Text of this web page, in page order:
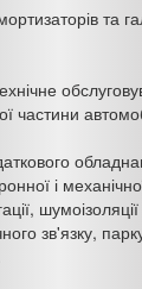
та
частини
і
зв'язку,